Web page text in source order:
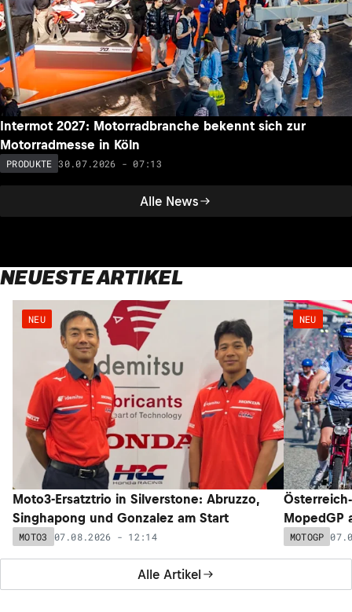
Alle News
Intermot 2027: Motorradbranche bekennt sich zur
Motorradmesse in Köln
PRODUKTE 30.07.2026 - 07:13
NEUESTE ARTIKEL
Alle Artikel
NEU
Moto3-Ersatztrio in Silverstone: Abruzzo,
Singhapong und Gonzalez am Start
MOTO3 07.08.2026 - 12:14
NEU
MopedGP
MOTOGP